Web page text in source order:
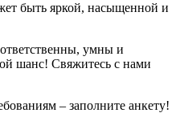
быть яркой, насыщенной и
умны и
шанс! Свяжитесь с нами
– заполните анкету!